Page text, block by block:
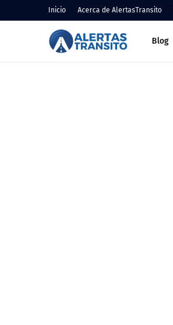
Inicio Acerca de AlertasTransito
Blog